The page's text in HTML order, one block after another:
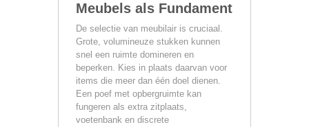
Meubels als Fundament
De selectie van meubilair is cruciaal.
Grote, volumineuze stukken kunnen
snel een ruimte domineren en
beperken. Kies in plaats daarvan voor
items die meer dan één doel dienen.
Een poef met opbergruimte kan
fungeren als extra zitplaats,
voetenbank en discrete